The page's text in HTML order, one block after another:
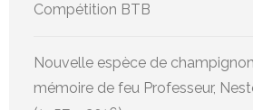
Compétition BTB
Nouvelle espèce de
mémoire de feu Professeur,